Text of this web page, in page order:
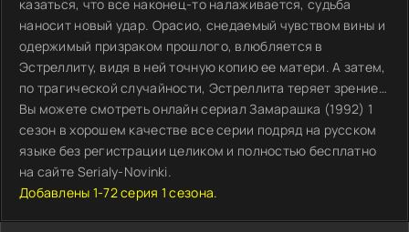
казаться, что все наконец-то налаживается, судьба
наносит новый удар. Орасио, снедаемый чувством вины и
одержимый призраком прошлого, влюбляется в
Эстреллиту, видя в ней точную копию ее матери. А затем,
по трагической случайности, Эстреллита теряет зрение…
Вы можете смотреть онлайн сериал Замарашка (1992) 1
сезон в хорошем качестве все серии подряд на русском
языке без регистрации целиком и полностью бесплатно
на сайте Serialy-Novinki.
Добавлены 1-72 серия 1 сезона.